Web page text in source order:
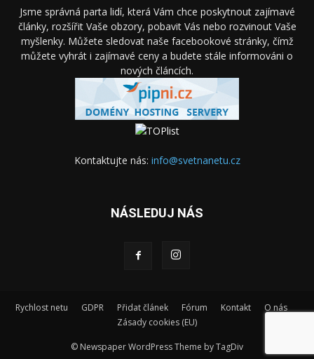
Jsme správná parta lidí, která Vám chce poskytnout zajímavé
články, rozšířit Vaše obzory, pobavit Vás nebo rozvinout Vaše
myšlenky. Můžete sledovat naše facebookové stránky, čímž
můžete vyhrát i zajímavé ceny a budete stále informováni o
nových článcích.
Kontaktujte nás: info@svetnanetu.cz
NÁSLEDUJ NÁS
Rychlost netu GDPR Přidat článek Fórum Kontakt
O nás
Zásady cookies (EU)
© Newspaper WordPress Theme by TagDiv